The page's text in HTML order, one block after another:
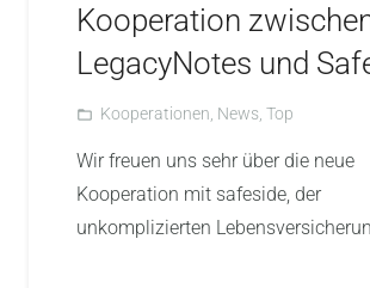
Kooperation
LegacyNotes und
folder_open Kooperationen, News, Top
Wir freuen uns sehr über die neue
Kooperation mit safeside, der
unkomplizierten